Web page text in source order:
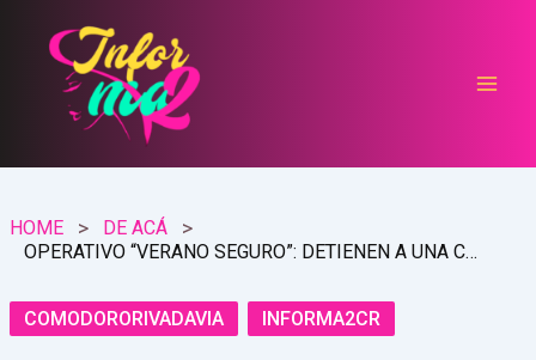
contenido
HOME
DE ACÁ
OPERATIVO “VERANO SEGURO”: DETIENEN A UNA CIUDADANA CON ORDEN DE CAPTURA
COMODORORIVADAVIA INFORMA2CR